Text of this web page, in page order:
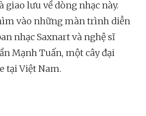
giao lưu về dòng nhạc này.
vào những màn trình diễn
nhạc Saxnart và nghệ sĩ
Mạnh Tuấn, một cây đại
tại Việt Nam.